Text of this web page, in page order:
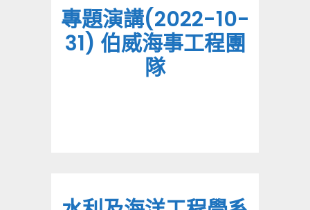
專題演講(2022-10-
31) 伯威海事工程團
隊